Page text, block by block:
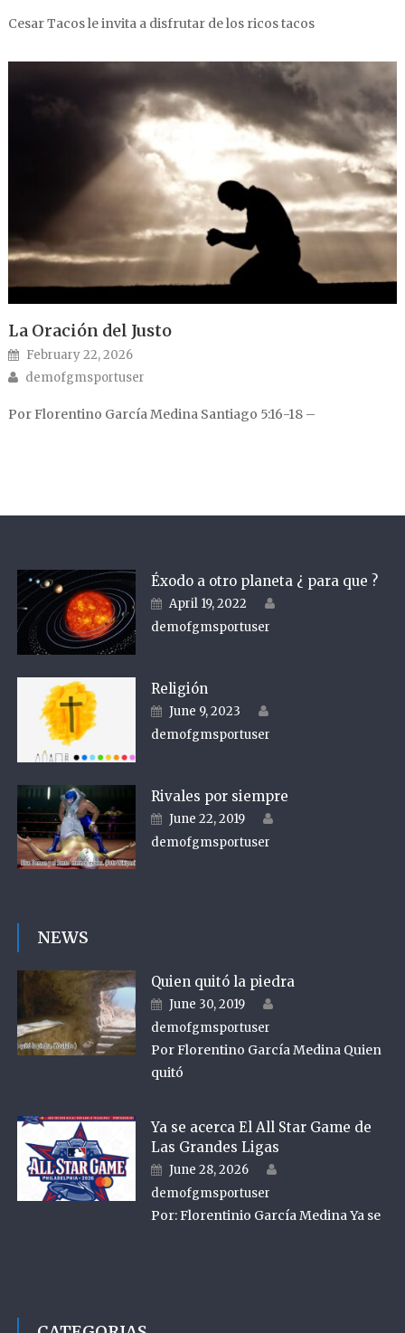
Cesar Tacos le invita a disfrutar de los ricos tacos
La Oración del Justo
Posted on
February 22, 2026
Author
demofgmsportuser
Por Florentino García Medina Santiago 5:16-18 –
Éxodo a otro planeta ¿ para que ?
Posted on
April 19, 2022
demofgmsportuser
Religión
Posted on
June 9, 2023
demofgmsportuser
Rivales por siempre
Posted on
June 22, 2019
demofgmsportuser
NEWS
Quien quitó la piedra
Posted on
June 30, 2019
demofgmsportuser
Por Florentino García Medina Quien
quitó
Ya se acerca El All Star Game de
Las Grandes Ligas
Posted on
June 28, 2026
demofgmsportuser
Por: Florentinio García Medina Ya se